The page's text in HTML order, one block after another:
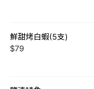
鮮甜烤白蝦(5支)
$79